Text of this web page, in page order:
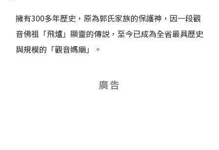
擁有300多年歷史，原為郭氏家族的保護神，因一段觀
音佛祖「飛爐」顯靈的傳説，至今已成為全省最具歷史
與規模的「觀音媽廟」。
廣告